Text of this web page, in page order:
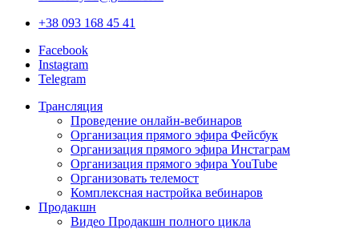
+38 093 168 45 41
Facebook
Instagram
Telegram
Трансляция
Проведение онлайн-вебинаров
Организация прямого эфира Фейсбук
Организация прямого эфира Инстаграм
Организация прямого эфира YouTube
Организовать телемост
Комплексная настройка вебинаров
Продакшн
Видео Продакшн полного цикла